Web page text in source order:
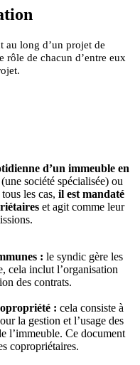
au long d’un projet de
rôle de chacun d’entre eux
d’un immeuble en
société spécialisée) ou
les cas, il est mandaté
et agit comme leur
: le syndic gère les
cela inclut l’organisation
des contrats.
: cela consiste à
la gestion et l’usage des
l’immeuble. Ce document
copropriétaires.